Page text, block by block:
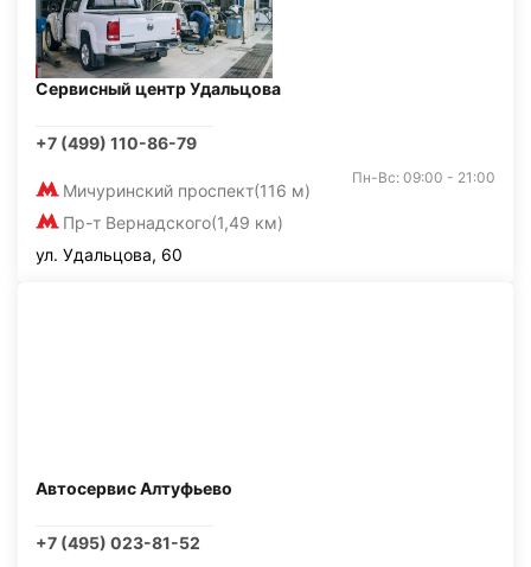
Сервисный центр Удальцова
+7 (499) 110-86-79
Мичуринский проспект(116 м)
Пр-т Вернадского(1,49 км)
Пн-Вс: 09:00 - 21:00
ул. Удальцова, 60
Автосервис Алтуфьево
+7 (495) 023-81-52